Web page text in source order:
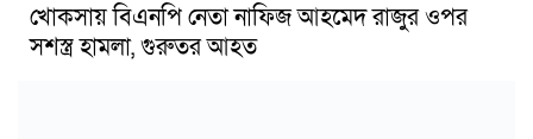
খোকসায় বিএনপি নেতা নাফিজ আহমেদ রাজুর ওপর
সশস্ত্র হামলা, গুরুতর আহত